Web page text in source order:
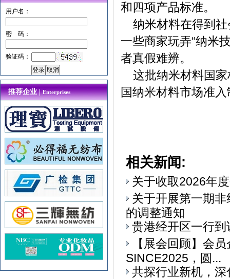
和四项产品标准。
纳米材料在得到社
一些商家玩弄“纳米
者真假难辨。
这批纳米材料国家
国纳米材料市场准
相关新闻:
关于收取2026年
关于开展第一期
的调整通知
贵港经开区一行
【展会回顾】会
SINCE2025，圆...
共探行业新机，
用户名：
密 码：
验证码：
推荐企业 |Enterprises